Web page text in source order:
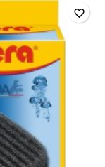
favorite_border